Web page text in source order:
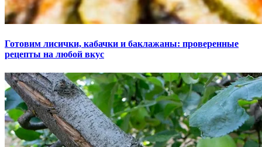
Готовим лисички, кабачки и баклажаны: проверенные
рецепты на любой вкус